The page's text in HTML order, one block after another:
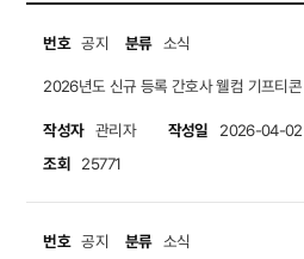
번호 공지 분류 소식
2026년도 신규 등록 간호사 웰컴 기프티콘
작성자 관리자 작성일 2026-04-02
조회 25771
번호 공지 분류 소식